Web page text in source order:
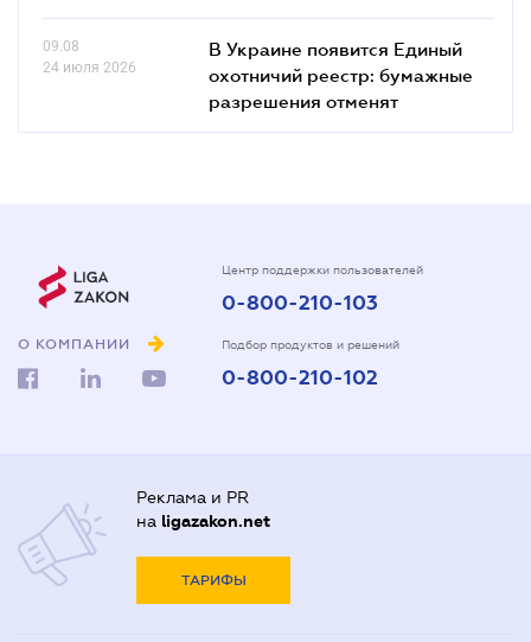
09.08
24 июля 2026
В Украине появится Единый
охотничий реестр: бумажные
разрешения отменят
О КОМПАНИИ
Центр поддержки пользователей
0-800-210-103
Подбор продуктов и решений
0-800-210-102
Реклама и PR
на ligazakon.net
ТАРИФЫ